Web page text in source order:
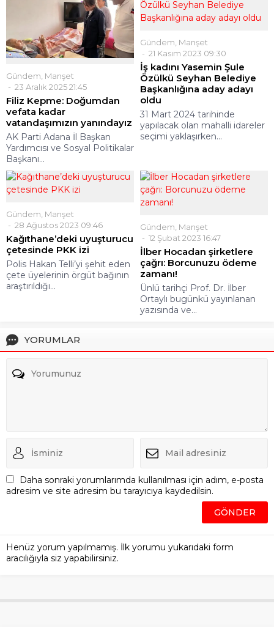
Gündem Manşet
23 Aralık 2025 21:45
Filiz Kepme: Doğumdan
vefata kadar
vatandaşımızın yanındayız
AK Parti Adana İl Başkan
Yardımcısı ve Sosyal Politikalar
Başkanı...
Gündem Manşet
21 Kasım 2023 09:30
İş kadını Yasemin Şule
Özülkü Seyhan Belediye
Başkanlığına aday adayı
oldu
31 Mart 2024 tarihinde
yapılacak olan mahalli idareler
seçimi yaklaşırken...
Gündem Manşet
28 Ağustos 2023 09:46
Kağıthane’deki uyuşturucu
çetesinde PKK izi
Polis Hakan Telli’yi şehit eden
çete üyelerinin örgüt bağının
araştırıldığı...
Gündem Manşet
12 Şubat 2023 16:47
İlber Hocadan şirketlere
çağrı: Borcunuzu ödeme
zamanı!
Ünlü tarihçi Prof. Dr. İlber
Ortaylı bugünkü yayınlanan
yazısında ve...
YORUMLAR
Daha sonraki yorumlarımda kullanılması için adım, e-posta
adresim ve site adresim bu tarayıcıya kaydedilsin.
Henüz yorum yapılmamış. İlk yorumu yukarıdaki form
aracılığıyla siz yapabilirsiniz.